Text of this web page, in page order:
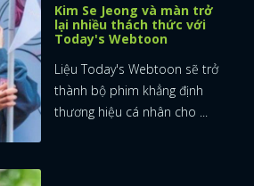
Kim Se Jeong và màn trở
lại nhiều thách thức với
Today's Webtoon
Liệu Today's Webtoon sẽ trở
thành bộ phim khẳng định
thương hiệu cá nhân cho ...